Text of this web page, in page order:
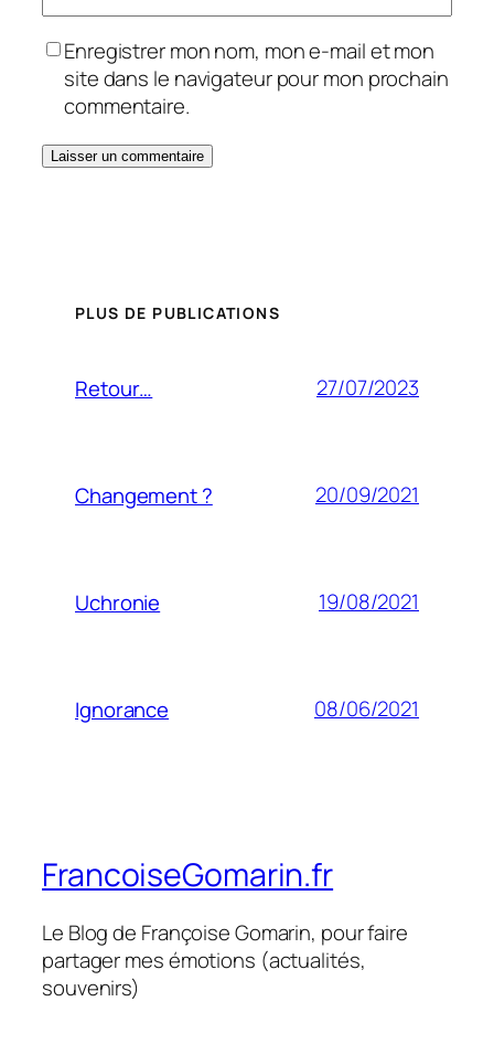
Enregistrer mon nom, mon e-mail et mon
site dans le navigateur pour mon prochain
commentaire.
PLUS DE PUBLICATIONS
Retour… 27/07/2023
Changement ? 20/09/2021
Uchronie 19/08/2021
Ignorance 08/06/2021
FrancoiseGomarin.fr
Le Blog de Françoise Gomarin, pour faire
partager mes émotions (actualités,
souvenirs)